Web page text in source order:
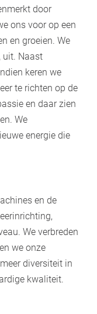
door
ons voor op een
en groeien. We
uit. Naast
keren we
te richten op de
en daar zien
We
energie die
en de
We verbreden
we onze
diversiteit in
kwaliteit.